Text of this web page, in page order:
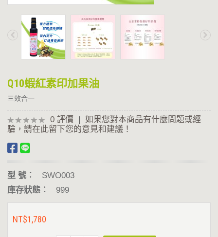
加
油
印
加
果
油
膠
囊
Q10蝦紅素印加果油
三效合一
0 評價 | 如果您對本商品有什麼問題或經
驗，請在此留下您的意見和建議！
型 號︰
SWO003
庫存狀態︰
999
NT$1,780